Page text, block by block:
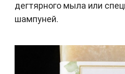
дегтярного мыла или
шампуней.